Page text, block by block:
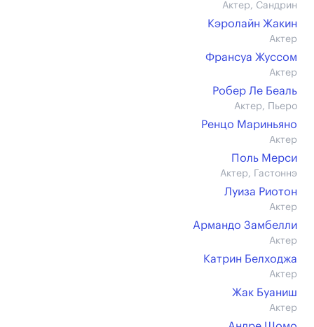
Актер, Сандрин
Кэролайн Жакин
Актер
Франсуа Жуссом
Актер
Робер Ле Беаль
Актер, Пьеро
Ренцо Мариньяно
Актер
Поль Мерси
Актер, Гастоннэ
Луиза Риотон
Актер
Армандо Замбелли
Актер
Катрин Белходжа
Актер
Жак Буаниш
Актер